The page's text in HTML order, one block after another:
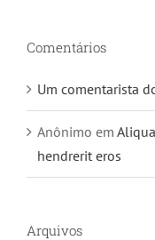
Comentários
Um comentarista
Anônimo em
hendrerit eros
Arquivos